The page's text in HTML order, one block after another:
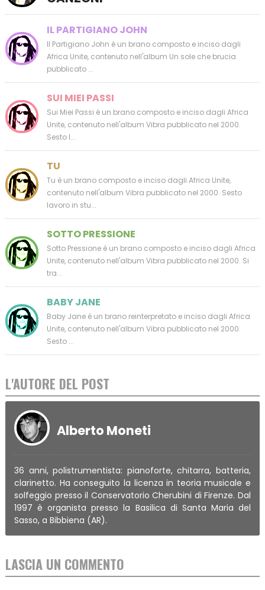
IL PARTIGIANO JOHN
Il Partigiano John è un brano composto e inciso dagli
Africa Unite, contenuto nell'album Un sole che brucia
pubblicato ...
SUI MIEI PASSI
Sui Miei Passi è un brano composto e inciso dagli Africa
Unite, contenuto nell'album Vibra pubblicato nel 2000.
Sesto l...
TU
Tu è un brano composto e inciso dagli Africa Unite,
contenuto nell'album Vibra pubblicato nel 2000. Sesto
lavoro in stu...
SOTTO PRESSIONE
Sotto Pressione è un brano composto e inciso dagli Africa
Unite, contenuto nell'album Vibra pubblicato nel 2000. Si
tra...
BABY JANE
Baby Jane è un brano reinterpretato e inciso dagli Africa
Unite, contenuto nell'album Vibra pubblicato nel 2000.
Sesto ...
L'AUTORE DEL POST
Alberto Moneti
36 anni, polistrumentista: pianoforte, chitarra, batteria,
clarinetto. Ha conseguito la licenza in teoria musicale e
solfeggio presso il Conservatorio Cherubini di Firenze. Dal
1997 è organista presso la Basilica di Santa Maria del
Sasso, a Bibbiena (AR).
LASCIA UN COMMENTO